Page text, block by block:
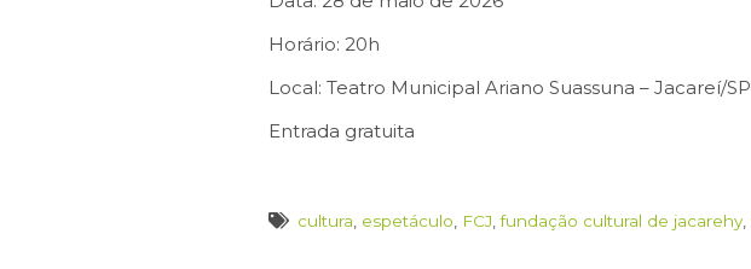
Horário: 20h
Local: Teatro Municipal Ariano Suassuna – Jacareí/SP
Entrada gratuita
cultura espetáculo FCJ ,fundação cultural de jacarehy